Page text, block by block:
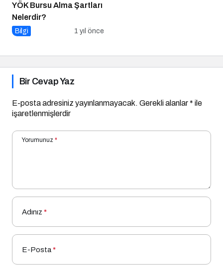
YÖK Bursu Alma Şartları
Nelerdir?
Bilgi 1 yıl önce
Bir Cevap Yaz
E-posta adresiniz yayınlanmayacak. Gerekli alanlar* ile
işaretlenmişlerdir
Yorumunuz *
Adınız *
E-Posta*